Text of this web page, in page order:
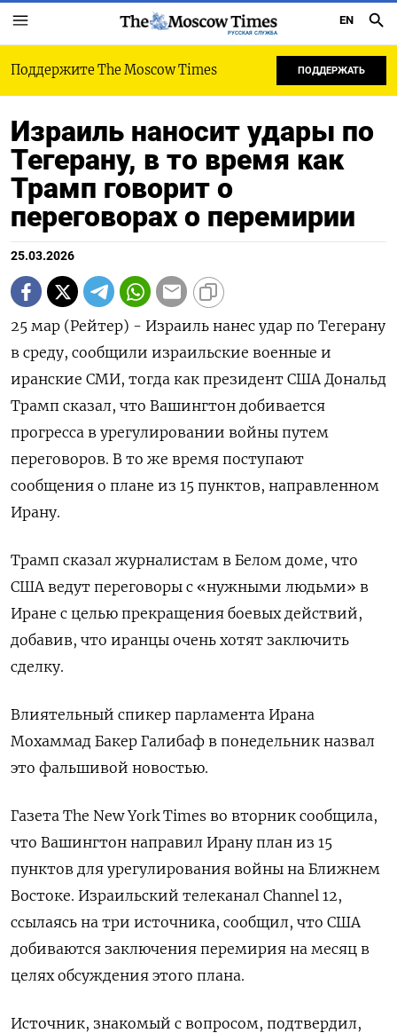
РУССКАЯ СЛУЖБА
EN
Поддержите The Moscow Times ПОДДЕРЖАТЬ
Израиль наносит удары по
Тегерану, в то время как
Трамп говорит о
переговорах о перемирии
25.03.2026
25 мар (Рейтер) - Израиль нанес удар по Тегерану
в среду, сообщили израильские военные и
иранские СМИ, тогда как президент США Дональд
Трамп сказал, что Вашингтон добивается
прогресса в урегулировании войны путем
переговоров. В ‌то же время поступают
сообщения о плане из 15 пунктов, направленном
Ирану.
Трамп сказал журналистам в Белом доме, что
США ведут переговоры с «нужными людьми» в
Иране с целью прекращения боевых действий,
добавив, что ​иранцы очень хотят заключить
сделку.
Влиятельный ​спикер парламента Ирана
Мохаммад ​Бакер Галибаф ⁠в понедельник назвал
это фальшивой новостью.
Газета The New York Times ‌во вторник сообщила,
что Вашингтон направил Ирану план ‌из 15
пунктов для урегулирования войны на Ближнем
Востоке. Израильский телеканал Channel 12,
ссылаясь на три ​источника, сообщил, что США
добиваются заключения перемирия на месяц в
целях обсуждения ‌этого плана.
Источник, знакомый с вопросом, подтвердил,